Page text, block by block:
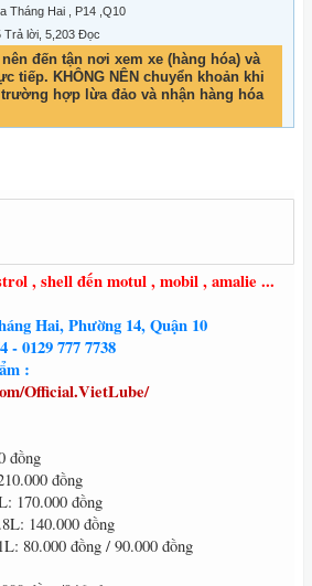
Tháng Hai , P14 ,Q10
Trả lời, 5,203 Đọc
nên đến tận nơi xem xe (hàng hóa) và
tiếp. KHÔNG NÊN chuyển khoản khi
hợp lừa đảo và nhận hàng hóa
, shell đến motul , mobil , amalie ...
Hai, Phường 14, Quận 10
- 0129 777 7738
:
Official.VietLube/
đồng
đồng
170.000 đồng
140.000 đồng
80.000 đồng / 90.000 đồng